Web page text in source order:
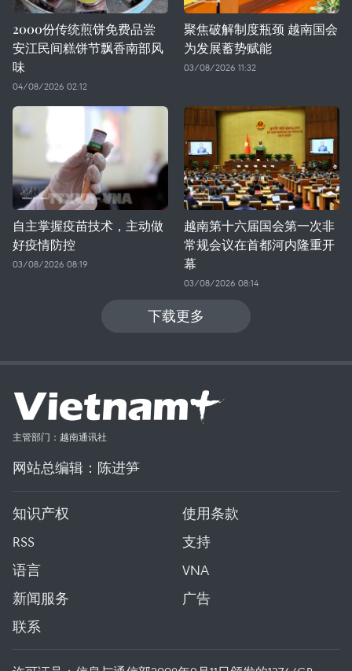
2000份传统煎饼免费品尝
安江民间糕饼节飘香南部风
味
04/08/2026 02:12
聚焦破解制度瓶颈 越南国会
为发展蓄势赋能
03/08/2026 11:32
自主掌握疫苗技术，主动做
好疫情防控
03/08/2026 08:19
越南第十六届国会第一次非
常规会议在首都河内隆重开
幕
03/08/2026 08:14
下载更多
主管部门：越南通讯社
网站总编辑：陈进笋
知识产权
使用条款
RSS
支持
语言
VNA
新闻服务
广告
联系